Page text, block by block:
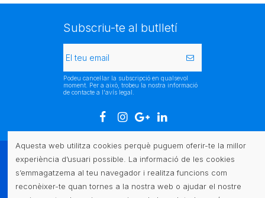
Subscriu-te al butlletí
Podeu cancel·lar la subscripció en qualsevol
moment. Per a això, trobeu la nostra informació
de contacte a l'avís legal.
Atenció al client
Legal
Aquesta web utilitza cookies perquè puguem oferir-te la millor
experiència d’usuari possible. La informació de les cookies
s’emmagatzema al teu navegador i realitza funcions com
reconèixer-te quan tornes a la nostra web o ajudar el nostre